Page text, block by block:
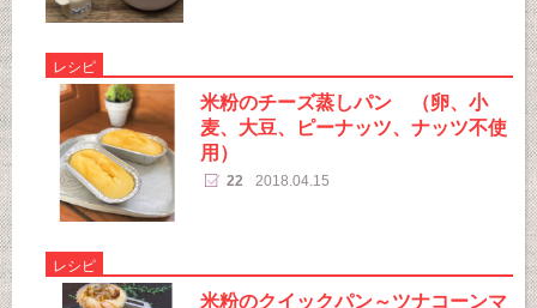
レシピ
米粉のチーズ蒸しパン （卵、小
麦、大豆、ピーナッツ、ナッツ不使
用）
22 2018.04.15
レシピ
米粉のクイックパン～ツナコーンマ